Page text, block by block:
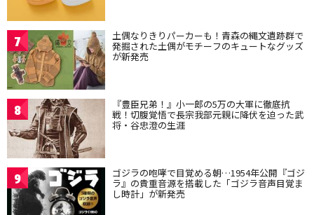
7 土偶なりきりパーカーも！青森の縄文遺跡群で
発掘された土偶がモチーフのキュートなグッズ
が新発売
8 『豊臣兄弟！』小一郎の5万の大軍に徹底抗
戦！切腹覚悟で長宗我部元親に降伏を迫った武
将・谷忠澄の生涯
9 ゴジラの咆哮で目覚める朝…1954年公開『ゴジ
ラ』の貴重音源を搭載した「ゴジラ音声目覚ま
し時計」が新発売